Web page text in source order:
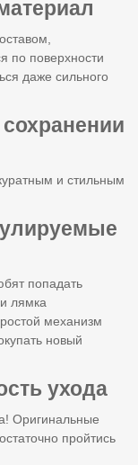
по поверхности
даже сильного
и стильным
попадать
лямка
механизм
новый
ухода
Оригинальные
пройтись